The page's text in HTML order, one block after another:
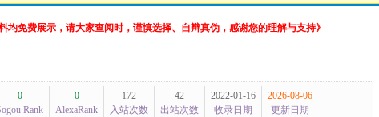
均免费展示，请大家查阅时，谨慎选择、自辩真伪，感谢您的理解与支持》
0
Rank
0
AlexaRank
172
入站次数
42
出站次数
2022-01-16
收录日期
2026-08-06
更新日期